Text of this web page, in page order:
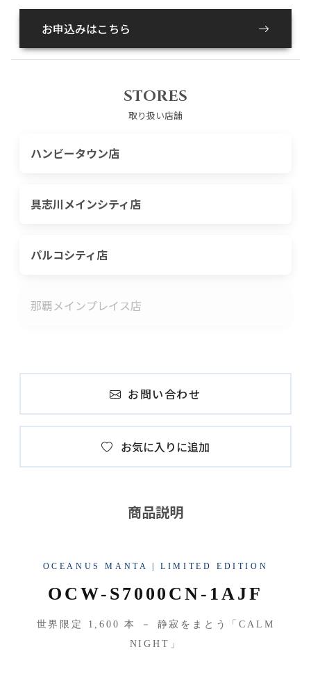
お申込みはこちら
STORES
取り扱い店舗
ハンビータウン店
具志川メインシティ店
パルコシティ店
那覇メインプレイス店
お問い合わせ
お気に入りに追加
商品説明
OCEANUS MANTA | LIMITED EDITION
OCW-S7000CN-1AJF
世界限定 1,600 本 － 静寂をまとう「CALM
NIGHT」